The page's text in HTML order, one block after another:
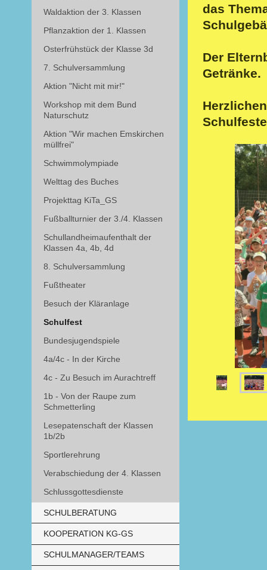
das
Der
Getränke.
Waldaktion der 3. Klassen
Pflanzaktion der 1. Klassen
Osterfrühstück der Klasse 3d
7. Schulversammlung
Aktion "Nicht mit mir!"
Workshop mit dem Bund
Naturschutz
Aktion "Wir machen Emskirchen
müllfrei"
Schwimmolympiade
Welttag des Buches
Projekttag KiTa_GS
Fußballturnier der 3./4. Klassen
Schullandheimaufenthalt der
Klassen 4a, 4b, 4d
8. Schulversammlung
Fußtheater
Besuch der Kläranlage
Schulfest
Bundesjugendspiele
4a/4c - In der Kirche
4c - Zu Besuch im Aurachtreff
1b - Von der Raupe zum
Schmetterling
Lesepatenschaft der Klassen
1b/2b
Sportlerehrung
Verabschiedung der 4. Klassen
Schlussgottesdienste
SCHULBERATUNG
KOOPERATION KG-GS
SCHULMANAGER/TEAMS